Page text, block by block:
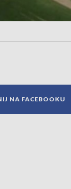
NA FACEBOOKU